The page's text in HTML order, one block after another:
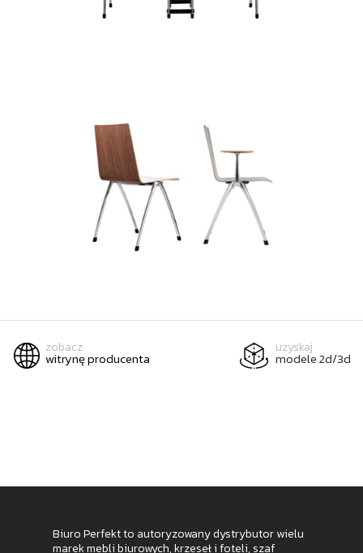
zobacz
witrynę producenta
uzyskaj
modele 2d/3d
Biuro Perfekt to autoryzowany dystrybutor wielu
marek mebli biurowych, krzeseł i foteli, szaf